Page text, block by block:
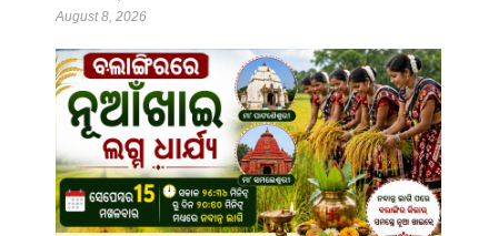
August 8, 2026